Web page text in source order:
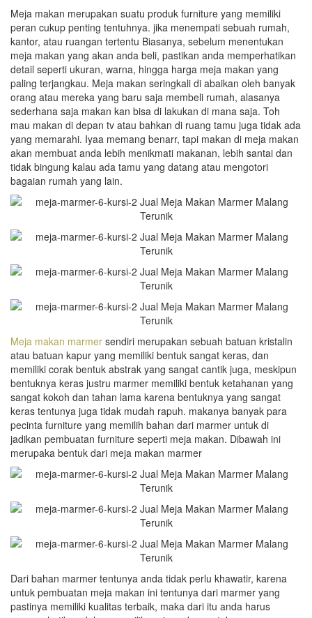
Meja makan merupakan suatu produk furniture yang memiliki
peran cukup penting tentuhnya. jika menempati sebuah rumah,
kantor, atau ruangan tertentu Biasanya, sebelum menentukan
meja makan yang akan anda beli, pastikan anda memperhatikan
detail seperti ukuran, warna, hingga harga meja makan yang
paling terjangkau. Meja makan seringkali di abaikan oleh banyak
orang atau mereka yang baru saja membeli rumah, alasanya
sederhana saja makan kan bisa di lakukan di mana saja. Toh
mau makan di depan tv atau bahkan di ruang tamu juga tidak ada
yang memarahi. Iyaa memang benarr, tapi makan di meja makan
akan membuat anda lebih menikmati makanan, lebih santai dan
tidak bingung kalau ada tamu yang datang atau mengotori
bagaian rumah yang lain.
Meja makan marmer sendiri merupakan sebuah batuan kristalin
atau batuan kapur yang memiliki bentuk sangat keras, dan
memiliki corak bentuk abstrak yang sangat cantik juga, meskipun
bentuknya keras justru marmer memiliki bentuk ketahanan yang
sangat kokoh dan tahan lama karena bentuknya yang sangat
keras tentunya juga tidak mudah rapuh. makanya banyak para
pecinta furniture yang memilih bahan dari marmer untuk di
jadikan pembuatan furniture seperti meja makan. Dibawah ini
merupaka bentuk dari meja makan marmer
Dari bahan marmer tentunya anda tidak perlu khawatir, karena
untuk pembuatan meja makan ini tentunya dari marmer yang
pastinya memiliki kualitas terbaik, maka dari itu anda harus